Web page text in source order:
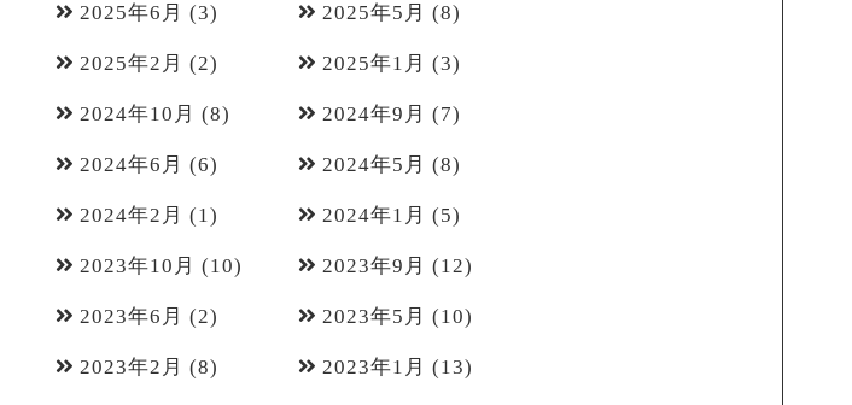
2025年6月 (3) 2025年5月 (8)
2025年2月 (2) 2025年1月 (3)
2024年10月 (8) 2024年9月 (7)
2024年6月 (6) 2024年5月 (8)
2024年2月 (1) 2024年1月 (5)
2023年10月 (10) 2023年9月 (12)
2023年6月 (2) 2023年5月 (10)
2023年2月 (8) 2023年1月 (13)